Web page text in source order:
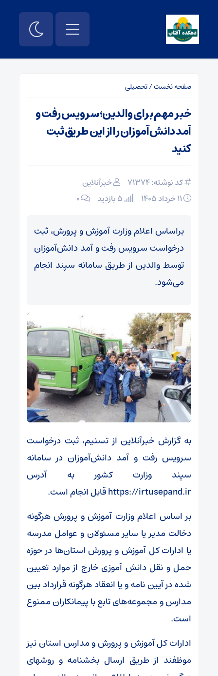
صفحه نخست/تحصیلی
خبر مهم برای والدین؛ سرویس رفت و
آمد دانش‌آموزان را از این طریق ثبت
کنید
کد نوشته: 71374
خبرآنلاین
۰
براساس اعلام وزارت آموزش و پرورش، ثبت
درخواست سرویس رفت و آمد دانش‌آموزان
توسط والدین از طریق سامانه سپند انجام
می‌شود.
به گزارش خبرآنلاین از تسنیم، ثبت درخواست
سرویس رفت و آمد دانش‌آموزان در سامانه
سپند وزارت کشور به آدرس
https://irtusepand.ir قابل انجام است.
بر اساس اعلام وزارت آموزش و پرورش هرگونه
دخالت مدیر یا سایر مسئولان و عوامل مدرسه
یا ادارات کل آموزش و پرورش استان‌ها در حوزه
حمل و نقل دانش آموزی خارج از موارد تعیین
شده در آیین نامه و یا انعقاد هرگونه قرارداد بین
مدارس و مجموعه‌های تابع با پیمانکاران ممنوع
است.
ادارات کل آموزش و پرورش و مدارس استان نیز
موظفند از طریق ارسال بخشنامه و روشهای